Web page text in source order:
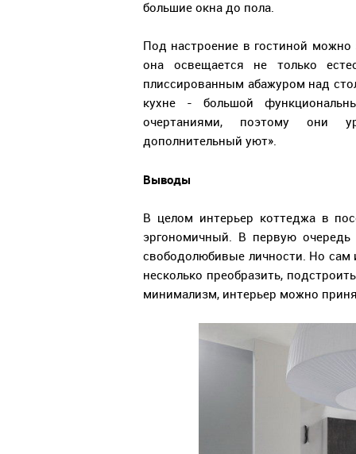
большие окна до пола.
Под настроение в гостиной можно
она освещается не только
плиссированным абажуром над
кухне - большой
очертаниями, поэтому они
дополнительный уют».
Выводы
В целом интерьер коттеджа в
эргономичный. В первую очередь
свободолюбивые личности. Но
несколько преобразить,
минимализм, интерьер можно